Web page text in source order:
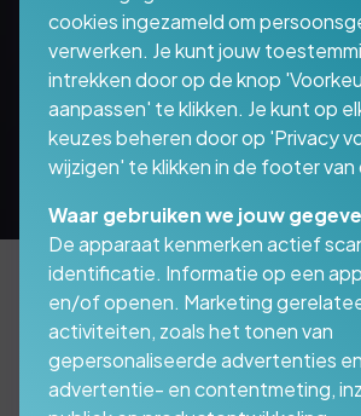
YouTube
cookies ingezameld om
verwerken. Je kunt jouw
intrekken door op de knop
aanpassen' te klikken. Je kunt op
keuzes beheren door op 'Privacy
wijzigen' te klikken in de footer
Waar gebruiken we jouw
De apparaat kenmerken actief
identificatie. Informatie op een
en/of openen. Marketing
activiteiten, zoals het tonen van
gepersonaliseerde advertenties
advertentie- en contentmeting,